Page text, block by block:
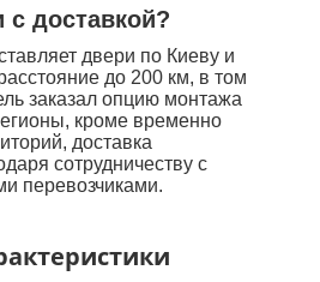
с доставкой?
двери по Киеву и
до 200 км, в том
заказал опцию монтажа
кроме временно
доставка
сотрудничеству с
перевозчиками.